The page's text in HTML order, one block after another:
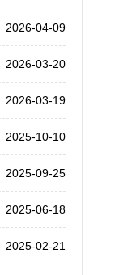
2026-04-09
2026-03-20
2026-03-19
2025-10-10
2025-09-25
2025-06-18
2025-02-21